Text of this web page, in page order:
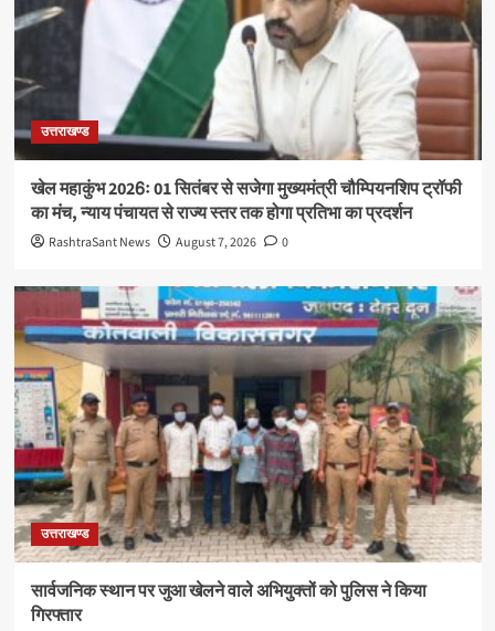
उत्तराखण्ड
खेल महाकुंभ 2026ः 01 सितंबर से सजेगा मुख्यमंत्री चौम्पियनशिप ट्रॉफी
का मंच, न्याय पंचायत से राज्य स्तर तक होगा प्रतिभा का प्रदर्शन
RashtraSant News August 7, 2026 0
उत्तराखण्ड
सार्वजनिक स्थान पर जुआ खेलने वाले अभियुक्तों को पुलिस ने किया
गिरफ्तार